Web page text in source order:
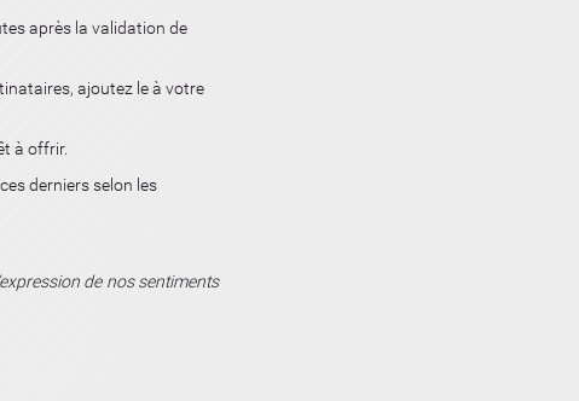
après la validation de
ajoutez le à votre
à offrir.
derniers selon les
de nos sentiments